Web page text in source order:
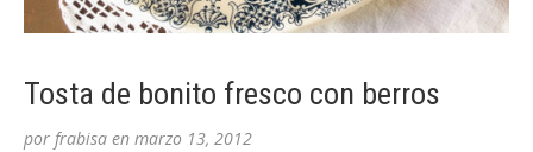
Tosta de bonito fresco con berros
por frabisa en marzo 13, 2012